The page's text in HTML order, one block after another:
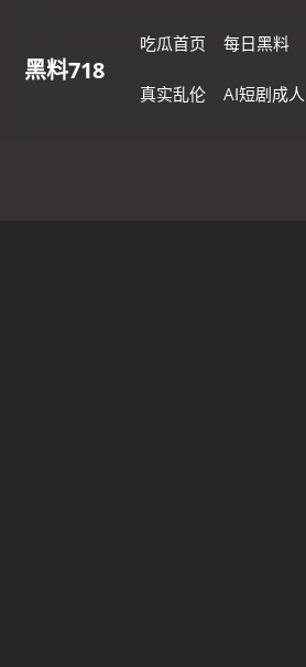
黑料718
吃瓜首页 每日黑料
真实乱伦 AI短剧成人